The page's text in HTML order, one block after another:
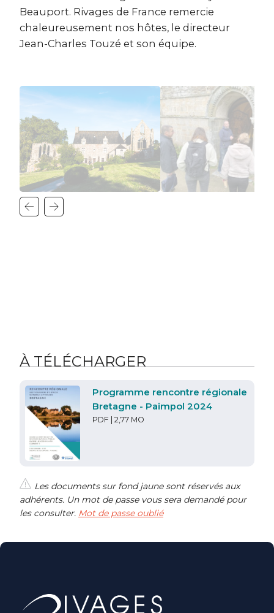
Beauport. Rivages de France remercie
chaleureusement nos hôtes, le directeur
Jean-Charles Touzé et son équipe.
À TÉLÉCHARGER
Programme rencontre régionale
Bretagne - Paimpol 2024
PDF | 2,77 MO
Les documents sur fond jaune sont réservés aux
adhérents. Un mot de passe vous sera demandé pour
les consulter. Mot de passe oublié